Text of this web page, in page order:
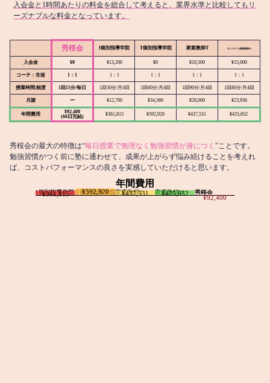
入会金と1時間あたりの料金を総合して考えると、業界水準と比較してもリ
ーズナブルな料金となっています。
秀桜会 I個別指導学院 T個別指導学院 家庭教師T オンライン家庭教師M
入会金 ¥0 ¥13,200 ¥0 ¥10,500 ¥15,000
コーチ：生徒 1：1 1：1 1：1 1：1 1：1
授業時間/頻度 1回15分/毎日 1回50分/月4回 1回60分/月4回 1回90分/月4回 1回80分/月4回
月謝 ー ¥12,700 ¥34,560 ¥28,000 ¥23,936
年間費用
¥92,400
(66日完結)
¥361,815 ¥592,920 ¥437,531 ¥425,652
秀桜会の最大の特徴は“毎日授業で無理なく勉強習慣が身につく ”ことです。
勉強習慣がつく前に塾に通わせて、成果が上がらず悩み続けることを考えれ
ば、コストパフォーマンスの良さを実感していただけると思います。
年間費用
I個別指導学院
¥361,815 T個別指導学院
¥592,920 家庭教師T
¥437,531 家庭教師M
¥425,652 秀桜会
¥92,400